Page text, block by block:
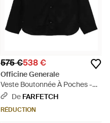
575 €538 €
Officine Generale
Veste Boutonnée À Poches -
NoirDe FARFETCH
RÉDUCTION